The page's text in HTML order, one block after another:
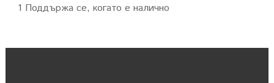
1 Поддържа се, когато е налично